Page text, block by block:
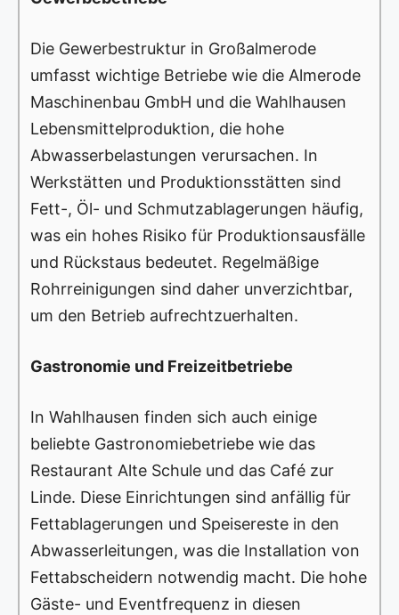
Die Gewerbestruktur in Großalmerode
umfasst wichtige Betriebe wie die Almerode
Maschinenbau GmbH und die Wahlhausen
Lebensmittelproduktion, die hohe
Abwasserbelastungen verursachen. In
Werkstätten und Produktionsstätten sind
Fett-, Öl- und Schmutzablagerungen häufig,
was ein hohes Risiko für Produktionsausfälle
und Rückstaus bedeutet. Regelmäßige
Rohrreinigungen sind daher unverzichtbar,
um den Betrieb aufrechtzuerhalten.
Gastronomie und Freizeitbetriebe
In Wahlhausen finden sich auch einige
beliebte Gastronomiebetriebe wie das
Restaurant Alte Schule und das Café zur
Linde. Diese Einrichtungen sind anfällig für
Fettablagerungen und Speisereste in den
Abwasserleitungen, was die Installation von
Fettabscheidern notwendig macht. Die hohe
Gäste- und Eventfrequenz in diesen